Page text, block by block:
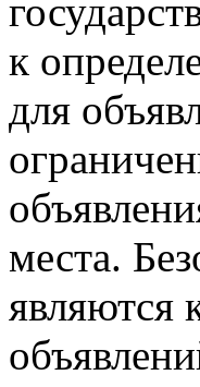
к
для
места.
являются